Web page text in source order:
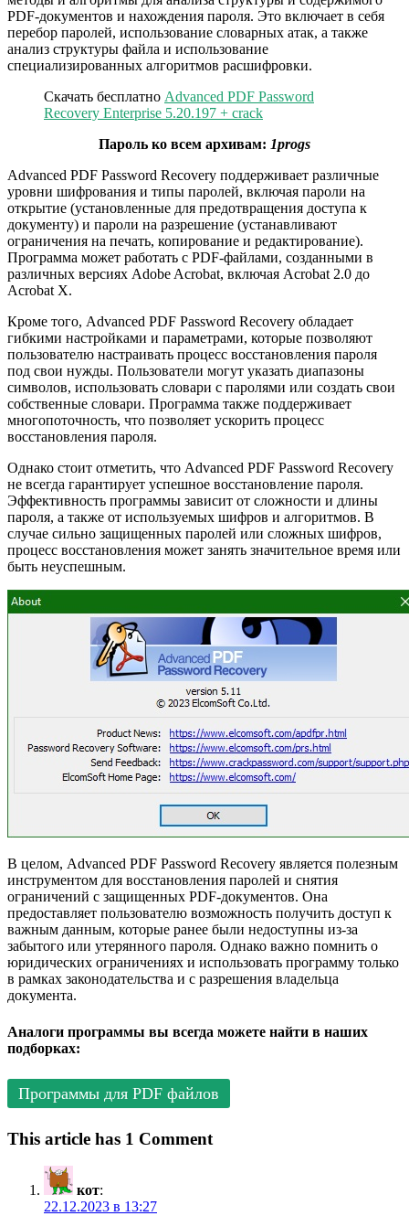
PDF-документов и нахождения пароля. Это включает в себя
перебор паролей, использование словарных атак, а также
анализ структуры файла и использование
специализированных алгоритмов расшифровки.
Скачать бесплатно Advanced PDF Password
Recovery Enterprise 5.20.197 + crack
Пароль ко всем архивам: 1progs
Advanced PDF Password Recovery поддерживает различные
уровни шифрования и типы паролей, включая пароли на
открытие (установленные для предотвращения доступа к
документу) и пароли на разрешение (устанавливают
ограничения на печать, копирование и редактирование).
Программа может работать с PDF-файлами, созданными в
различных версиях Adobe Acrobat, включая Acrobat 2.0 до
Acrobat X.
Кроме того, Advanced PDF Password Recovery обладает
гибкими настройками и параметрами, которые позволяют
пользователю настраивать процесс восстановления пароля
под свои нужды. Пользователи могут указать диапазоны
символов, использовать словари с паролями или создать свои
собственные словари. Программа также поддерживает
многопоточность, что позволяет ускорить процесс
восстановления пароля.
Однако стоит отметить, что Advanced PDF Password Recovery
не всегда гарантирует успешное восстановление пароля.
Эффективность программы зависит от сложности и длины
пароля, а также от используемых шифров и алгоритмов. В
случае сильно защищенных паролей или сложных шифров,
процесс восстановления может занять значительное время или
быть неуспешным.
В целом, Advanced PDF Password Recovery является полезным
инструментом для восстановления паролей и снятия
ограничений с защищенных PDF-документов. Она
предоставляет пользователю возможность получить доступ к
важным данным, которые ранее были недоступны из-за
забытого или утерянного пароля. Однако важно помнить о
юридических ограничениях и использовать программу только
в рамках законодательства и с разрешения владельца
документа.
Аналоги программы вы всегда можете найти в наших
подборках:
Программы для PDF файлов
This article has 1 Comment
кот:
22.12.2023 в 13:27